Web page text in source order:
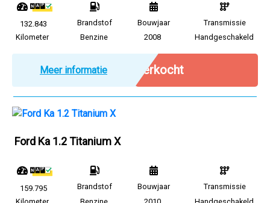
132.843
Kilometer
Brandstof
Benzine
Bouwjaar
2008
Transmissie
Handgeschakeld
Meer informatie Verkocht
Ford Ka 1.2 Titanium X
159.795
Kilometer
Brandstof
Benzine
Bouwjaar
2010
Transmissie
Handgeschakeld